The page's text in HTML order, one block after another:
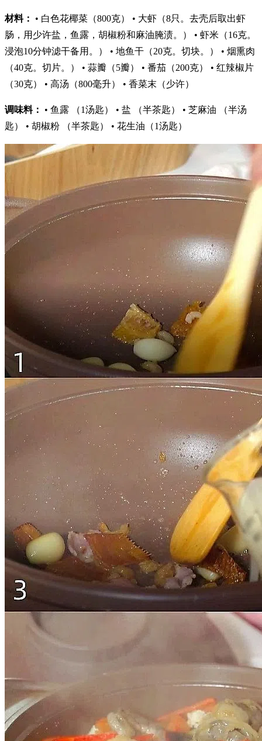
材料：
• 白色花椰菜（800克） • 大虾（8只。去壳后取出虾
肠，用少许盐，鱼露，胡椒粉和麻油腌渍。） • 虾米（16克。
浸泡10分钟滤干备用。） • 地鱼干（20克。切块。） • 烟熏肉
（40克。切片。） • 蒜瓣（5瓣） • 番茄（200克） • 红辣椒片
（30克） • 高汤（800毫升） • 香菜末（少许）
调味料：
• 鱼露 （1汤匙） • 盐 （半茶匙） • 芝麻油 （半汤
匙） • 胡椒粉 （半茶匙） • 花生油（1汤匙）